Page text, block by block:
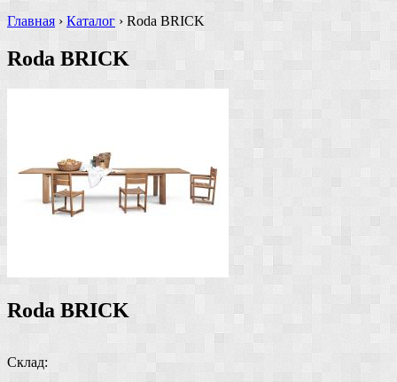
Главная › Каталог › Roda BRICK
Roda BRICK
Roda BRICK
Склад: